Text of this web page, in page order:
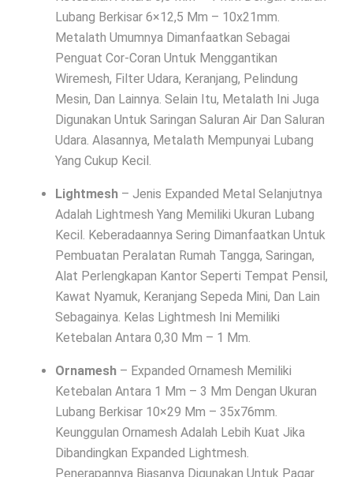
Lubang Berkisar 6×12,5 Mm – 10x21mm.
Metalath Umumnya Dimanfaatkan Sebagai
Penguat Cor-Coran Untuk Menggantikan
Wiremesh, Filter Udara, Keranjang, Pelindung
Mesin, Dan Lainnya. Selain Itu, Metalath Ini Juga
Digunakan Untuk Saringan Saluran Air Dan Saluran
Udara. Alasannya, Metalath Mempunyai Lubang
Yang Cukup Kecil.
Lightmesh – Jenis Expanded Metal Selanjutnya
Adalah Lightmesh Yang Memiliki Ukuran Lubang
Kecil. Keberadaannya Sering Dimanfaatkan Untuk
Pembuatan Peralatan Rumah Tangga, Saringan,
Alat Perlengkapan Kantor Seperti Tempat Pensil,
Kawat Nyamuk, Keranjang Sepeda Mini, Dan Lain
Sebagainya. Kelas Lightmesh Ini Memiliki
Ketebalan Antara 0,30 Mm – 1 Mm.
Ornamesh – Expanded Ornamesh Memiliki
Ketebalan Antara 1 Mm – 3 Mm Dengan Ukuran
Lubang Berkisar 10×29 Mm – 35x76mm.
Keunggulan Ornamesh Adalah Lebih Kuat Jika
Dibandingkan Expanded Lightmesh.
Penerapannya Biasanya Digunakan Untuk Pagar